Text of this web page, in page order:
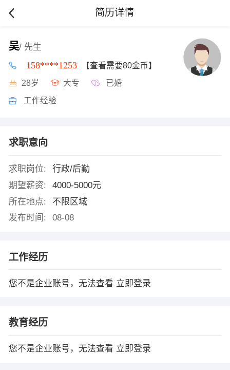
简历详情
吴/ 先生
158****1253 【查看需要80金币】
28岁 大专 已婚
工作经验
求职意向
求职岗位:
行政/后勤
期望薪资:
4000-5000元
所在地点:
不限区域
发布时间:
08-08
工作经历
您不是企业账号，无法查看 立即登录
教育经历
您不是企业账号，无法查看 立即登录